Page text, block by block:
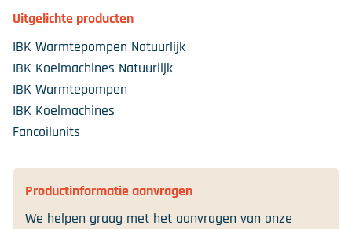
Uitgelichte producten
IBK Warmtepompen Natuurlijk
IBK Koelmachines Natuurlijk
IBK Warmtepompen
IBK Koelmachines
Fancoilunits
Productinformatie aanvragen
We helpen graag met het aanvragen van onze